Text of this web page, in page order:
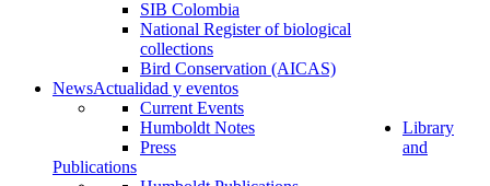
SIB Colombia
National Register of biological
collections
Bird Conservation (AICAS)
NewsActualidad y eventos
Current Events
Humboldt Notes
Press
Library
and
Publications